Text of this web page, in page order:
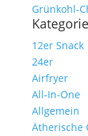
Grünkohl-
12er Snack
24er
Airfryer
All-In-One
Allgemein
Ätherische